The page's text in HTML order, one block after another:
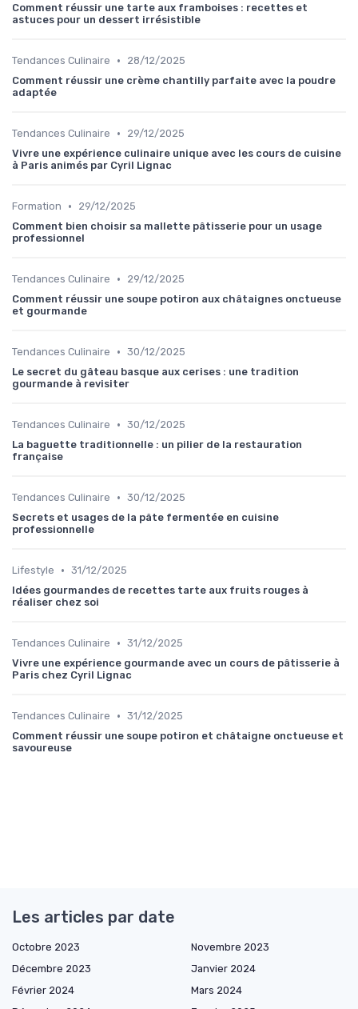
Comment réussir une tarte aux framboises : recettes et
astuces pour un dessert irrésistible
Tendances Culinaire •
28/12/2025
Comment réussir une crème chantilly parfaite avec la poudre
adaptée
Tendances Culinaire •
29/12/2025
Vivre une expérience culinaire unique avec les cours de cuisine
à Paris animés par Cyril Lignac
Formation •
29/12/2025
Comment bien choisir sa mallette pâtisserie pour un usage
professionnel
Tendances Culinaire •
29/12/2025
Comment réussir une soupe potiron aux châtaignes onctueuse
et gourmande
Tendances Culinaire • 30/12/2025
Le secret du gâteau basque aux cerises : une tradition
gourmande à revisiter
Tendances Culinaire • 30/12/2025
La baguette traditionnelle : un pilier de la restauration
française
Tendances Culinaire • 30/12/2025
Secrets et usages de la pâte fermentée en cuisine
professionnelle
Lifestyle • 31/12/2025
Idées gourmandes de recettes tarte aux fruits rouges à
réaliser chez soi
Tendances Culinaire • 31/12/2025
Vivre une expérience gourmande avec un cours de pâtisserie à
Paris chez Cyril Lignac
Tendances Culinaire • 31/12/2025
Comment réussir une soupe potiron et châtaigne onctueuse et
savoureuse
Les articles par date
Octobre 2023
Novembre 2023
Décembre 2023
Janvier 2024
Février 2024
Mars 2024